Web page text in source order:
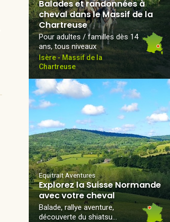
Balades et randonnées à
cheval dans le Massif de la
Chartreuse
Pour adultes / familles dès 14
ans, tous niveaux
Isère - Massif de la
Chartreuse
Equitrait Aventures
Explorez la Suisse Normande
avec votre cheval
Balade, rallye aventure,
découverte du shiatsu…